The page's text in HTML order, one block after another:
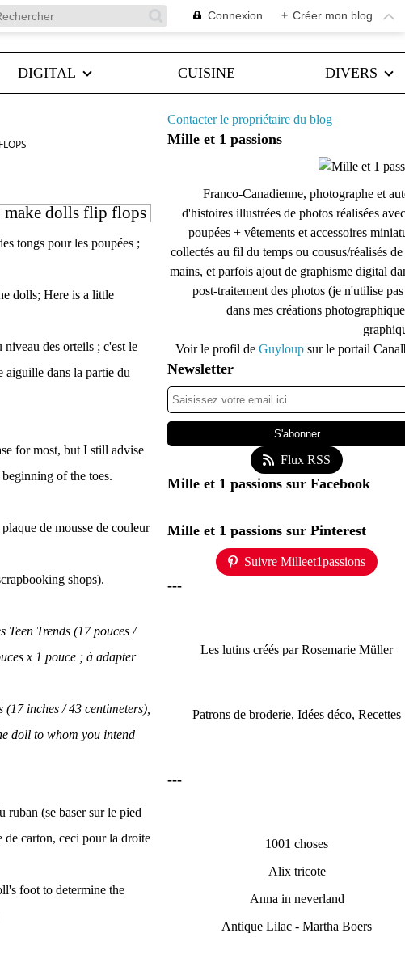
Connexion + Créer mon blog
DIGITAL CUISINE DIVERS
make dolls flip flops
tongs pour les poupées ;
dolls; Here is a little
des orteils ; c'est le
aiguille dans la partie du
for most, but I still advise
of the toes.
de mousse de couleur
shops).
Teen Trends (17 pouces /
x 1 pouce ; à adapter
inches / 43 centimeters),
doll to whom you intend
ruban (se baser sur le pied
de carton, ceci pour la droite
foot to determine the
Contacter le propriétaire du blog
Mille et 1 passions
Franco-Canadienne, photographe et
d'histoires illustrées de photos réalisées
poupées + vêtements et accessoires
collectés au fil du temps ou cousus/réalisés de
mains, et parfois ajout de graphisme digital
post-traitement des photos (je n'utilise
dans mes créations
Voir le profil de Guyloup sur le portail
Newsletter
Flux RSS
Mille et 1 passions sur Facebook
Mille et 1 passions sur Pinterest
Suivre Milleet1passions
---
Les lutins créés par Rosemarie Müller
Patrons de broderie, Idées déco, Recettes
---
1001 choses
Alix tricote
Anna in neverland
Antique Lilac - Martha Boers